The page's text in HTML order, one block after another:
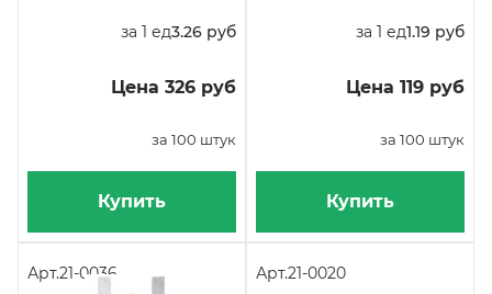
за 1 ед3.26 руб
Цена 326 руб
за 100 штук
Купить
за 1 ед1.19 руб
Цена 119 руб
за 100 штук
Купить
Арт.21-0036 Арт.21-0020